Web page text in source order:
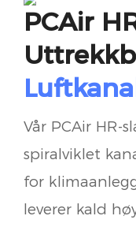
PCAir
Luftkanal
Vår PCAir HR-
spiralviklet
for
leverer kald